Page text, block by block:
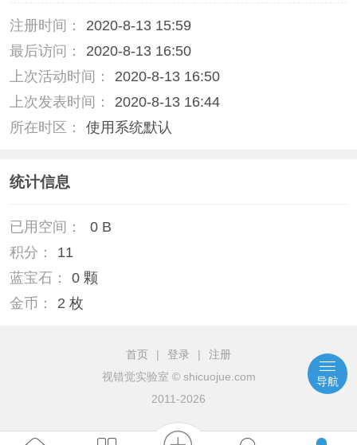
注册时间：
2020-8-13 15:59
最后访问：
2020-8-13 16:50
上次活动时间：
2020-8-13 16:50
上次发表时间：
2020-8-13 16:44
所在时区：
使用系统默认
统计信息
已用空间：
0 B
积分：
11
蓝宝石：
0 颗
金币：
2 枚
首页 | 登录 |
注册
视错觉实验室 © shicuojue.com
2011-2026
导航